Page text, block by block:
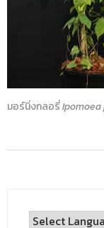
มอร์นิ่งกลอรี่